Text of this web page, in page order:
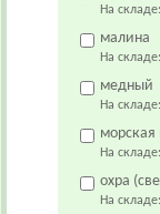
На складе:
малина
На складе:
медный
На складе:
морская
На складе:
охра
На складе: